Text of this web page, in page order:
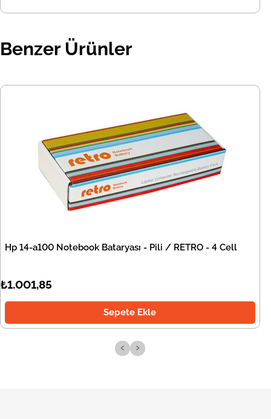
Benzer Ürünler
Hp 14-a100 Notebook Bataryası - Pili / RETRO - 4 Cell
₺1.001,85
Sepete Ekle
‹ ›